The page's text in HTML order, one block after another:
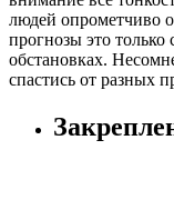
людей опрометчиво
прогнозы это
обстановках.
спастись от разных